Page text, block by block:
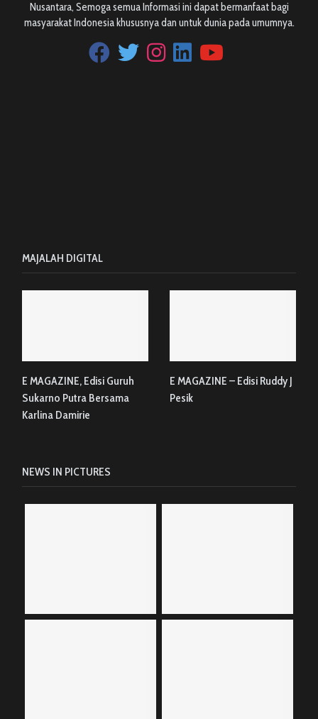
Nusantara, Semoga semua Informasi ini dapat bermanfaat bagi
masyarakat Indonesia khususnya dan untuk dunia pada umumnya.
MAJALAH DIGITAL
E MAGAZINE, Edisi Guruh
Sukarno Putra Bersama
Karlina Damirie
E MAGAZINE – Edisi Ruddy J
Pesik
NEWS IN PICTURES